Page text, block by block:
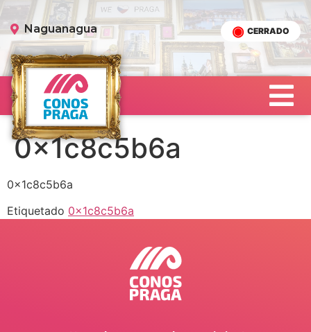
Naguanagua CERRADO
0x1c8c5b6a
0x1c8c5b6a
Etiquetado 0x1c8c5b6a